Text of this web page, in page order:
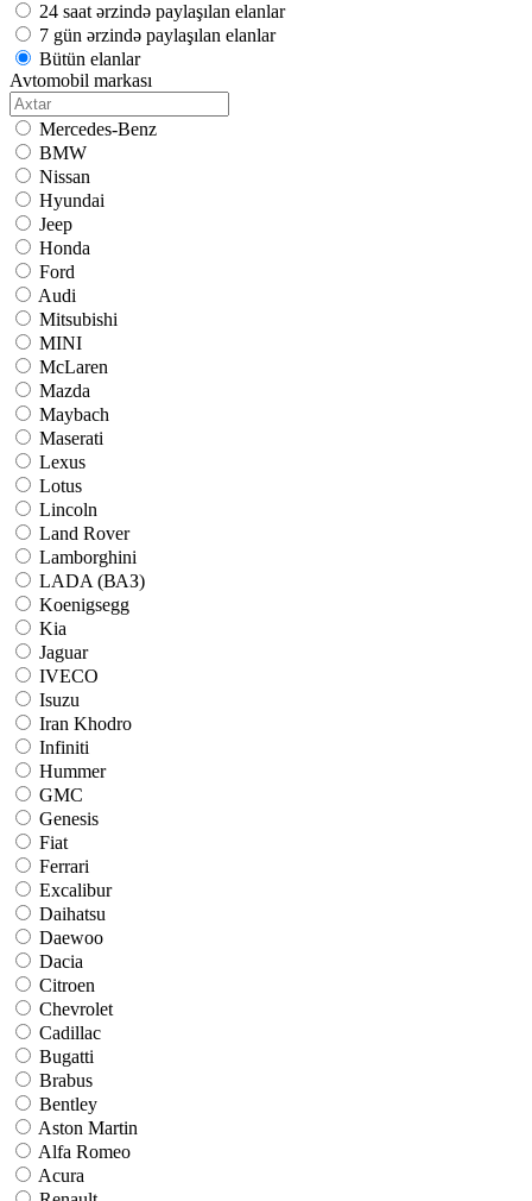
24 saat ərzində paylaşılan elanlar
7 gün ərzində paylaşılan elanlar
Bütün elanlar
Avtomobil markası
Mercedes-Benz
BMW
Nissan
Hyundai
Jeep
Honda
Ford
Audi
Mitsubishi
MINI
McLaren
Mazda
Maybach
Maserati
Lexus
Lotus
Lincoln
Land Rover
Lamborghini
LADA (ВАЗ)
Koenigsegg
Kia
Jaguar
IVECO
Isuzu
Iran Khodro
Infiniti
Hummer
GMC
Genesis
Fiat
Ferrari
Excalibur
Daihatsu
Daewoo
Dacia
Citroen
Chevrolet
Cadillac
Bugatti
Brabus
Bentley
Aston Martin
Alfa Romeo
Acura